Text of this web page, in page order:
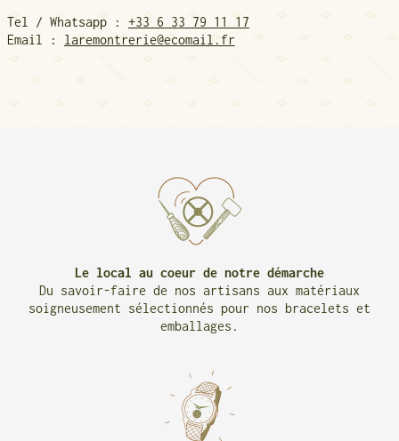
Tel / Whatsapp : +33 6 33 79 11 17
Email : laremontrerie@ecomail.fr
Le local au coeur de notre démarche
Du savoir-faire de nos artisans aux matériaux
soigneusement sélectionnés pour nos bracelets et
emballages.